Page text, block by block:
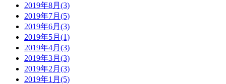
2019年8月(3)
2019年7月(5)
2019年6月(3)
2019年5月(1)
2019年4月(3)
2019年3月(3)
2019年2月(3)
2019年1月(5)